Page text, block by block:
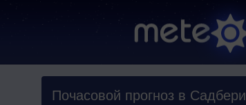
Почасовой прогноз в Садбери